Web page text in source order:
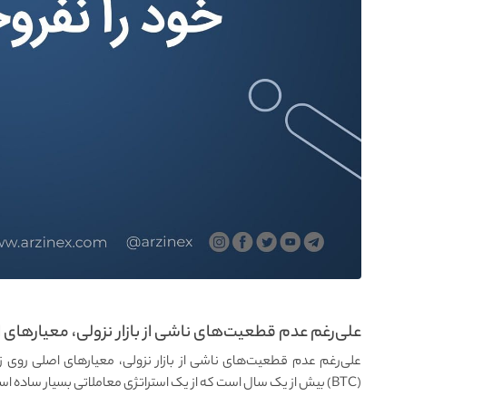
علی‌رغم عدم قطعیت‌های ناشی از بازار نزولی،
علی‌رغم عدم قطعیت‌های ناشی از بازار نزولی، معیارهای اصلی
(BTC) بیش از یک سال است که از یک استراتژی معاملاتی بسیار ساده استفاده می‌کنند: هولد کردن